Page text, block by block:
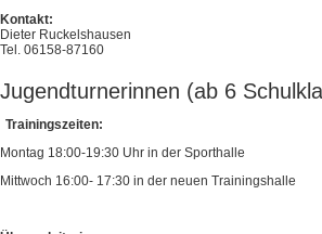
Kontakt:
Dieter Ruckelshausen
Tel. 06158-87160
Jugendturnerinnen (ab 6
Trainingszeiten:
Montag 18:00-19:30 Uhr in der Sporthalle
Mittwoch 16:00- 17:30 in der neuen Trainingshalle